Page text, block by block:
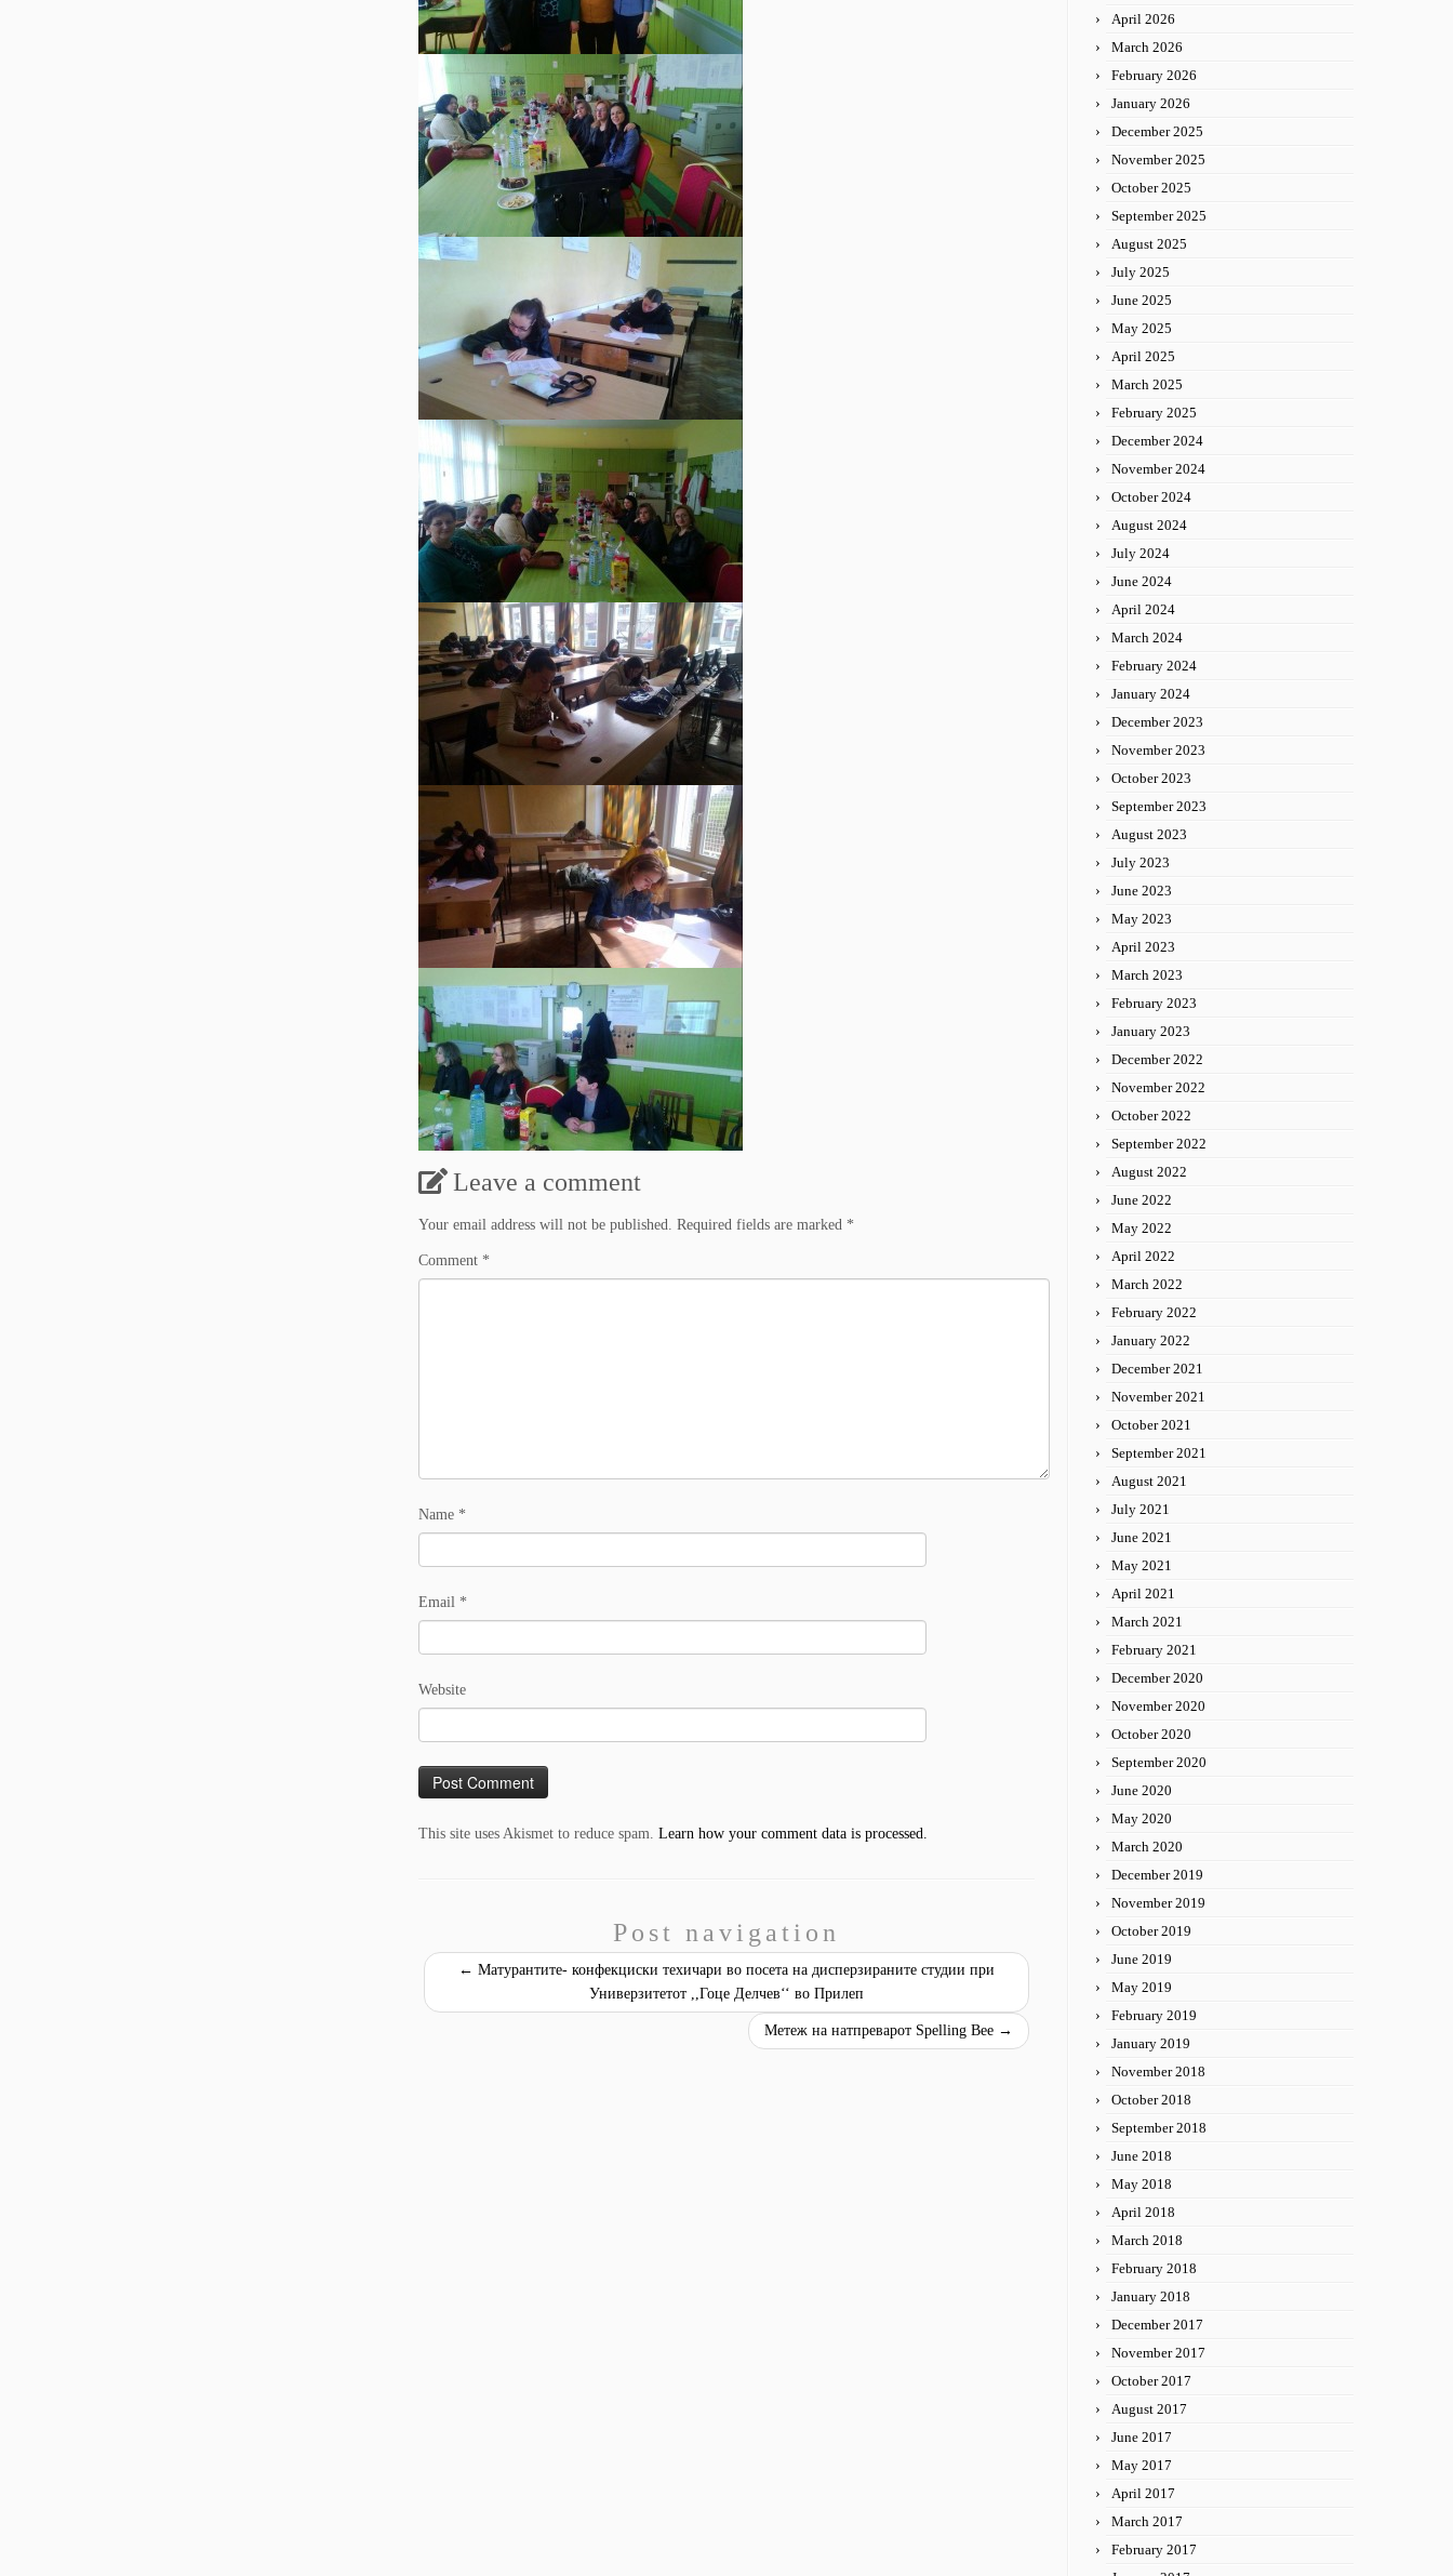
Leave a comment
Your email address will not be published. Required fields are marked *
Comment *
Name *
Email *
Website
This site uses Akismet to reduce spam. Learn how your comment data is processed.
Post navigation
← Матурантите- конфекциски техичари во посета на дисперзираните студии при
Универзитетот ,,Гоце Делчев‘‘ во Прилеп
Метеж на натпреварот Spelling Bee →
April 2026
March 2026
February 2026
January 2026
December 2025
November 2025
October 2025
September 2025
August 2025
July 2025
June 2025
May 2025
April 2025
March 2025
February 2025
December 2024
November 2024
October 2024
August 2024
July 2024
June 2024
April 2024
March 2024
February 2024
January 2024
December 2023
November 2023
October 2023
September 2023
August 2023
July 2023
June 2023
May 2023
April 2023
March 2023
February 2023
January 2023
December 2022
November 2022
October 2022
September 2022
August 2022
June 2022
May 2022
April 2022
March 2022
February 2022
January 2022
December 2021
November 2021
October 2021
September 2021
August 2021
July 2021
June 2021
May 2021
April 2021
March 2021
February 2021
December 2020
November 2020
October 2020
September 2020
June 2020
May 2020
March 2020
December 2019
November 2019
October 2019
June 2019
May 2019
February 2019
January 2019
November 2018
October 2018
September 2018
June 2018
May 2018
April 2018
March 2018
February 2018
January 2018
December 2017
November 2017
October 2017
August 2017
June 2017
May 2017
April 2017
March 2017
February 2017